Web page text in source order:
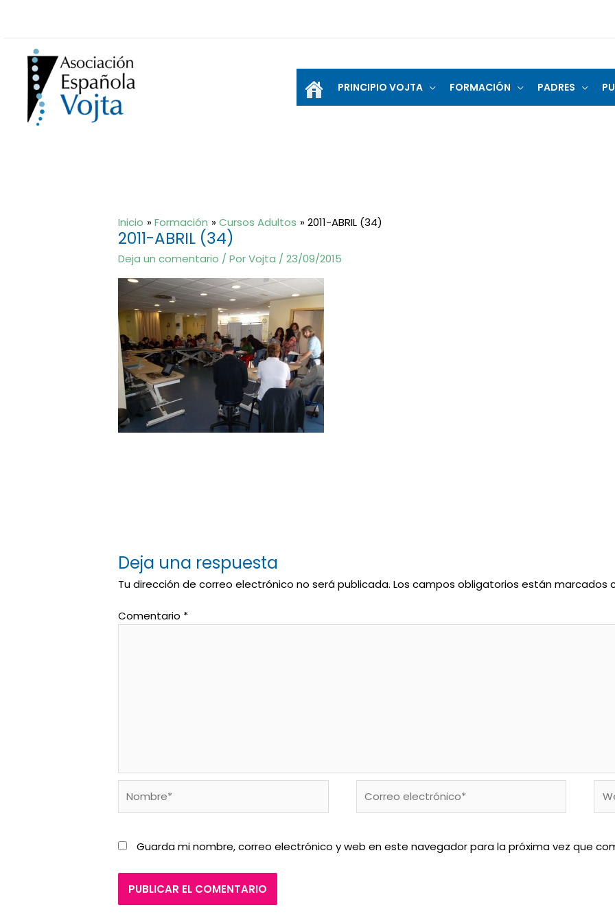
PRINCIPIO VOJTA FORMACIÓN PADRES
Inicio Formación Cursos Adultos 2011-ABRIL (34)
2011-ABRIL (34)
Deja un comentario / PorVojta /23/09/2015
Deja una respuesta
Tu dirección de correo electrónico no será publicada. Los campos obligatorios están marcados
Comentario *
electrónico*
Guarda mi nombre, correo electrónico y web en este navegador para la próxima vez que